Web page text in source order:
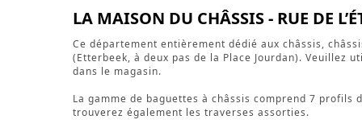
LA MAISON DU CHÂSSIS - RUE DE
Ce département entièrement dédié aux châssis,
(Etterbeek, à deux pas de la Place Jourdan). Veuillez
dans le magasin.
La gamme de baguettes à châssis comprend 7
trouverez également les traverses assorties.